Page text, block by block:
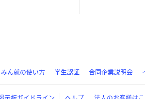
みん就の使い方 学生認証 合同企業説明会